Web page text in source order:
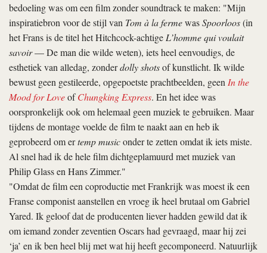
bedoeling was om een film zonder soundtrack te maken: "Mijn
inspiratiebron voor de stijl van Tom à la fermewasSpoorloos(in
het Frans is de titel het Hitchcock-achtigeL’homme qui voulait
savoir— De man die wilde weten), iets heel eenvoudigs, de
esthetiek van alledag, zonderdolly shotsof kunstlicht. Ik wilde
bewust geen gestileerde, opgepoetste prachtbeelden, geenIn the
Mood for LoveofChungking Express. En het idee was
oorspronkelijk ook om helemaal geen muziek te gebruiken. Maar
tijdens de montage voelde de film te naakt aan en heb ik
geprobeerd om ertemp musiconder te zetten omdat ik iets miste.
Al snel had ik de hele film dichtgeplamuurd met muziek van
Philip Glass en Hans Zimmer."
"Omdat de film een coproductie met Frankrijk was moest ik een
Franse componist aanstellen en vroeg ik heel brutaal om Gabriel
Yared. Ik geloof dat de producenten liever hadden gewild dat ik
om iemand zonder zeventien Oscars had gevraagd, maar hij zei
‘ja’ en ik ben heel blij met wat hij heeft gecomponeerd. Natuurlijk